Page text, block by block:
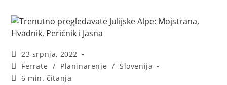
Objava
objavljena:
23 srpnja, 2022
Kategorija
objave:
Ferrate / Planinarenje / Slovenija
Vrijeme
6 min. čitanja